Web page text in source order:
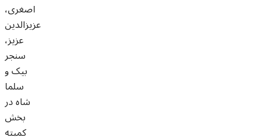
اصغری،
عزیزالدین
عزیز،
سنجر
بیک و
سلما
شاه در
بخش